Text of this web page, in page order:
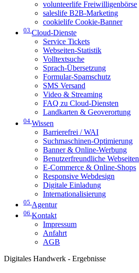
volunteerlife Freiwilligenbörse
saleslife B2B-Marketing
cookielife Cookie-Banner
03 Cloud-Dienste
Service Tickets
Webseiten-Statistik
Volltextsuche
Sprach-Übersetzung
Formular-Spamschutz
SMS Versand
Video & Streaming
FAQ zu Cloud-Diensten
Landkarten & Geoverortung
04 Wissen
Barrierefrei / WAI
Suchmaschinen-Optimierung
Banner & Online-Werbung
Benutzerfreundliche Webseiten
E-Commerce & Online-Shops
Responsive Webdesign
Digitale Einladung
Internationalisierung
05 Agentur
06 Kontakt
Impressum
Anfahrt
AGB
Digitales Handwerk - Ergebnisse